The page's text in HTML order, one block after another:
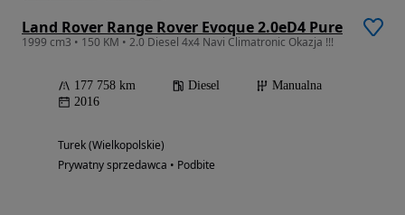
Land Rover Range Rover Evoque 2.0eD4 Pure
1999 cm3 • 150 KM • 2.0 Diesel 4x4 Navi Climatronic Okazja !!!
177 758 km Diesel
Manualna
2016
Turek (Wielkopolskie)
Prywatny sprzedawca • Podbite